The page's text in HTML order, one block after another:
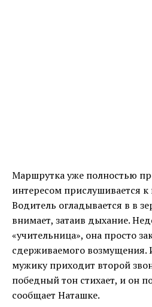
Маршрутка уже полностью
интересом прислушивается
Водитель огладывается в в
внимает, затаив дыхание.
«учительница», она просто
сдерживаемого возмущения.
мужику приходит второй
победный тон стихает, и он
сообщает Наташке.